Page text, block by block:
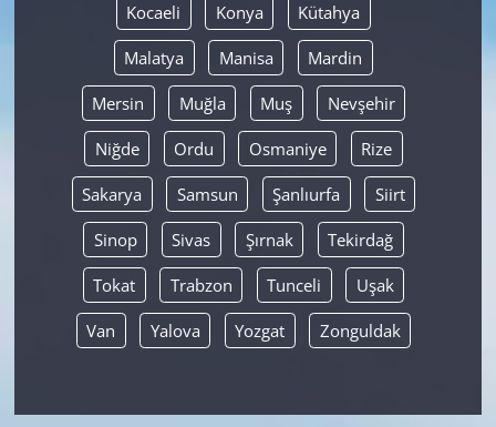
Kocaeli Konya Kütahya
Malatya Manisa Mardin
Mersin Muğla Muş Nevşehir
Niğde Ordu Osmaniye Rize
Sakarya Samsun Şanlıurfa Siirt
Sinop Sivas Şırnak Tekirdağ
Tokat Trabzon Tunceli Uşak
Van Yalova Yozgat Zonguldak